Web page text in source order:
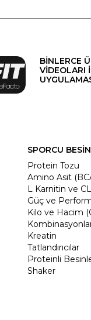
BİNLERCE
VİDEOLARI
SPORCU
Protein Tozu
Amino Asit
L Karnitin ve
Güç ve
Kilo ve Hacim
Kreatin
Tatlandırıcılar
Proteinli
Shaker